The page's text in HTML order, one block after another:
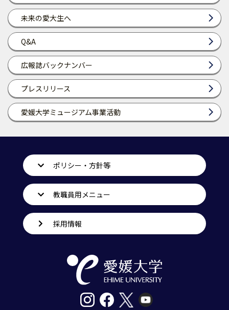
未来の愛大生へ
Q&A
広報誌バックナンバー
プレスリリース
愛媛大学ミュージアム事業活動
ポリシー・方針等
教職員用メニュー
採用情報